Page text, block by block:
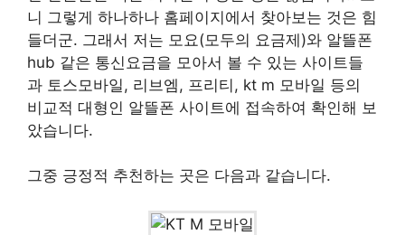
니 그렇게 하나하나 홈페이지에서 찾아보는 것은 힘
들더군. 그래서 저는 모요(모두의 요금제)와 알뜰폰
hub 같은 통신요금을 모아서 볼 수 있는 사이트들
과 토스모바일, 리브엠, 프리티, kt m 모바일 등의
비교적 대형인 알뜰폰 사이트에 접속하여 확인해 보
았습니다.
그중 긍정적 추천하는 곳은 다음과 같습니다.